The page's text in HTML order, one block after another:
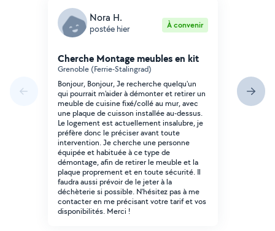
Nora H.
postée hier À convenir
Cherche Montage meubles en kit
Grenoble (Ferrie-Stalingrad)
Bonjour, Bonjour, Je recherche quelqu'un
qui pourrait m'aider à démonter et retirer un
meuble de cuisine fixé/collé au mur, avec
une plaque de cuisson installée au-dessus.
Le logement est actuellement insalubre, je
préfère donc le préciser avant toute
intervention. Je cherche une personne
équipée et habituée à ce type de
démontage, afin de retirer le meuble et la
plaque proprement et en toute sécurité. Il
faudra aussi prévoir de le jeter à la
déchèterie si possible. N'hésitez pas à me
contacter en me précisant votre tarif et vos
disponibilités. Merci !